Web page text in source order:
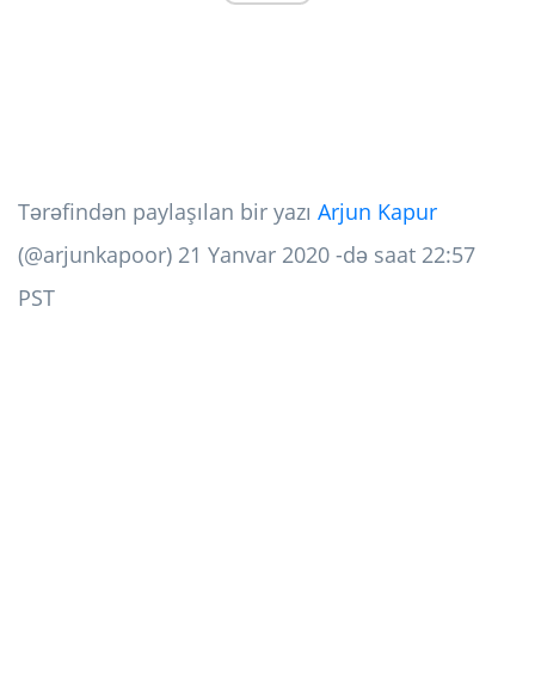
Tərəfindən paylaşılan bir yazı Arjun Kapur
(@arjunkapoor) 21 Yanvar 2020 -də saat 22:57
PST